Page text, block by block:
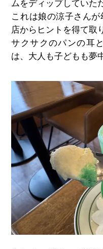
ムをディップしていた
これは娘の涼子さんが
店からヒントを得て取
サクサクのパンの耳
は、大人も子どもも夢